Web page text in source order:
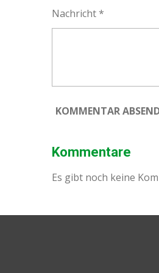
Nachricht *
KOMMENTAR
Kommentare
Es gibt noch keine